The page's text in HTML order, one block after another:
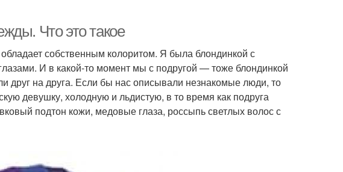
Что это такое
собственным колоритом. Я была блондинкой с
И в какой-то момент мы с подругой — тоже блондинкой
друг на друга. Если бы нас описывали незнакомые люди, то
девушку, холодную и льдистую, в то время как подруга
подтон кожи, медовые глаза, россыпь светлых волос с